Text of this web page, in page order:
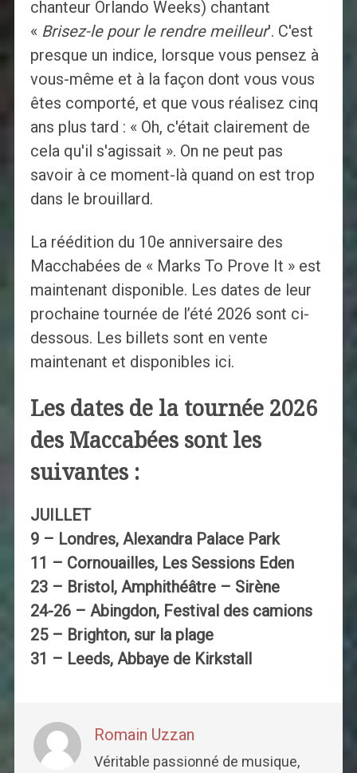
chanteur Orlando Weeks) chantant
« Brisez-le pour le rendre meilleur'. C'est
presque un indice, lorsque vous pensez à
vous-même et à la façon dont vous vous
êtes comporté, et que vous réalisez cinq
ans plus tard : « Oh, c'était clairement de
cela qu'il s'agissait ». On ne peut pas
savoir à ce moment-là quand on est trop
dans le brouillard.
La réédition du 10e anniversaire des
Macchabées de « Marks To Prove It » est
maintenant disponible. Les dates de leur
prochaine tournée de l’été 2026 sont ci-
dessous. Les billets sont en vente
maintenant et disponibles ici.
Les dates de la tournée 2026
des Maccabées sont les
suivantes :
JUILLET
9 – Londres, Alexandra Palace Park
11 – Cornouailles, Les Sessions Eden
23 – Bristol, Amphithéâtre – Sirène
24-26 – Abingdon, Festival des camions
25 – Brighton, sur la plage
31 – Leeds, Abbaye de Kirkstall
Romain Uzzan
Véritable passionné de musique,